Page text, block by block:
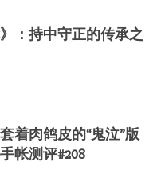
：持中守正的传承之
着肉鸽皮的“鬼泣”版
帐测评#208